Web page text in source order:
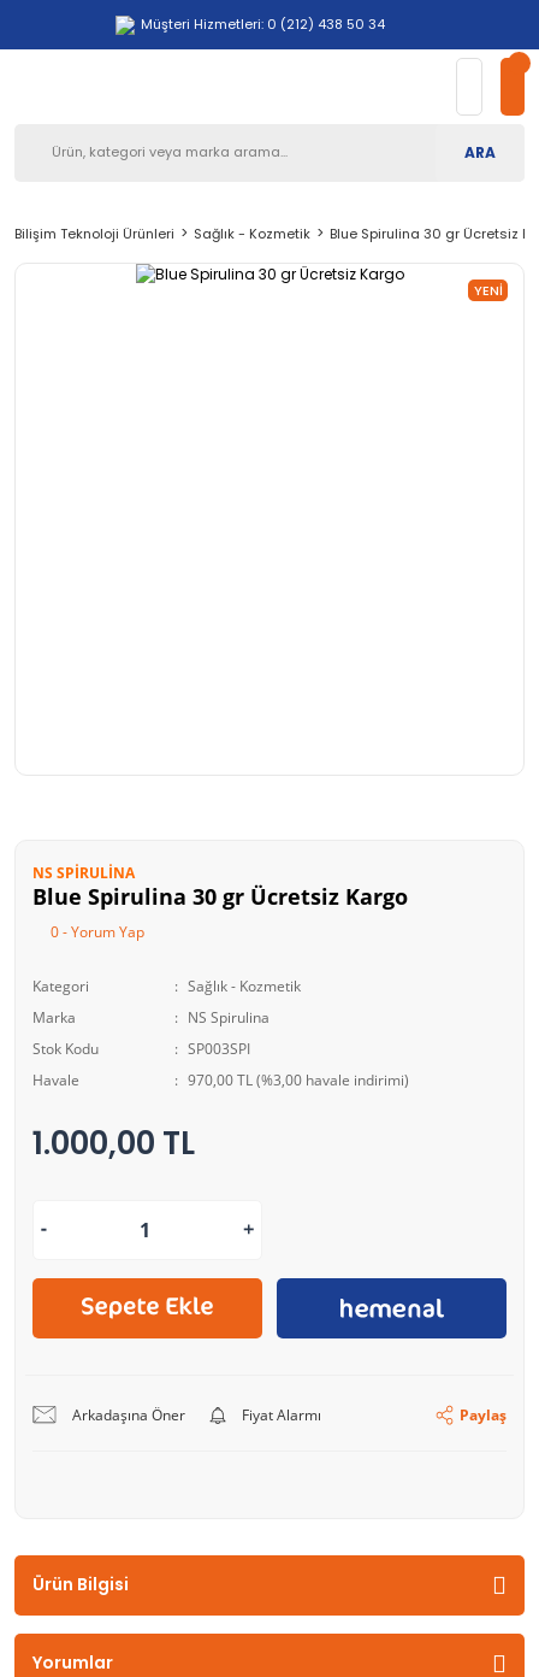
Müşteri Hizmetleri: 0 (212) 438 50 34
ARA
Bilişim Teknoloji Ürünleri Sağlık - Kozmetik Blue Spirulina 30 gr Ücretsiz
YENI
NS SPIRULINA
Blue Spirulina 30 gr Ücretsiz Kargo
0 - Yorum Yap
Kategori
Sağlık - Kozmetik
Marka
NS Spirulina
Stok Kodu
SP003SPI
Havale
970,00 TL (%3,00 havale indirimi)
1.000,00 TL
Arkadaşına Öner Fiyat Alarmı Paylaş
Ürün Bilgisi
Yorumlar